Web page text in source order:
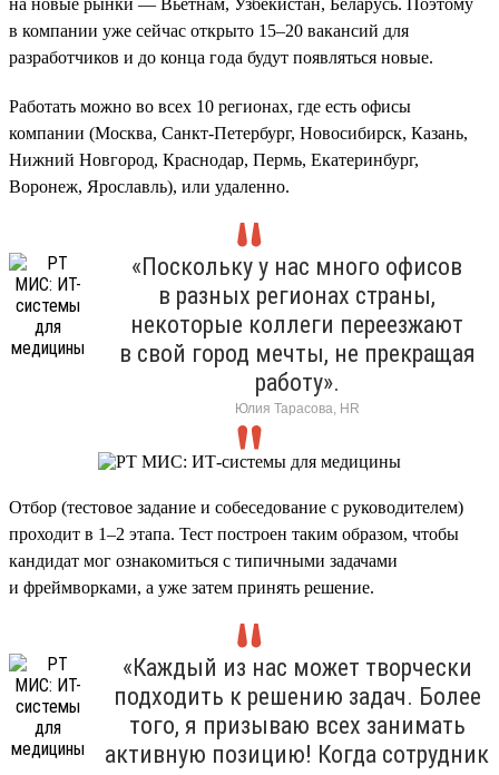
в компании уже сейчас открыто 15–20 вакансий для
разработчиков и до конца года будут появляться новые.
Работать можно во всех 10 регионах, где есть офисы
компании (Москва, Санкт-Петербург, Новосибирск, Казань,
Нижний Новгород, Краснодар, Пермь, Екатеринбург,
Воронеж, Ярославль), или удаленно.
«Поскольку у нас много офисов
в разных регионах страны,
некоторые коллеги переезжают
в свой город мечты, не прекращая
работу».
Юлия Тарасова, HR
Отбор (тестовое задание и собеседование с руководителем)
проходит в 1–2 этапа. Тест построен таким образом, чтобы
кандидат мог ознакомиться с типичными задачами
и фреймворками, а уже затем принять решение.
«Каждый из нас может творчески
подходить к решению задач. Более
того, я призываю всех занимать
активную позицию! Когда сотрудник